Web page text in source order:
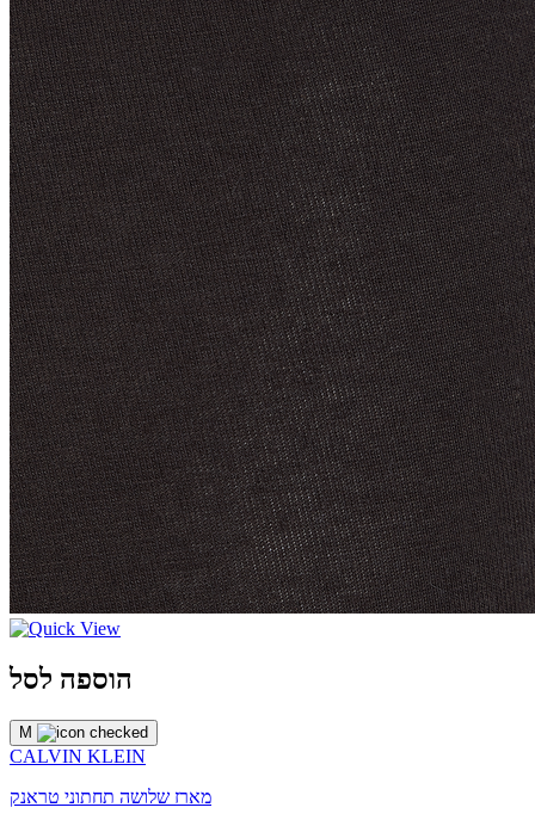
הוספה לסל
M
CALVIN KLEIN
מארז שלושה תחתוני טראנק